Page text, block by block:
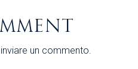
un commento.